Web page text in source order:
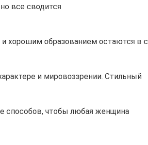
все сводится
хорошим образованием остаются в
и мировоззрении. Стильный
способов, чтобы любая женщина